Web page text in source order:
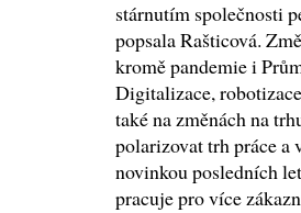
stárnutím společnosti
popsala Rašticová.
kromě pandemie i
Digitalizace,
také na změnách na
polarizovat trh práce a
novinkou posledních
pracuje pro více